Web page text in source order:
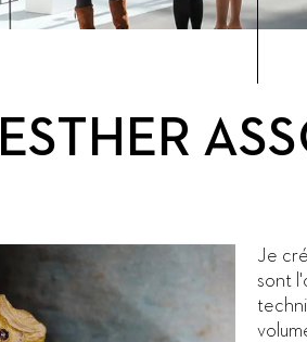
ESTHER
Je
sont